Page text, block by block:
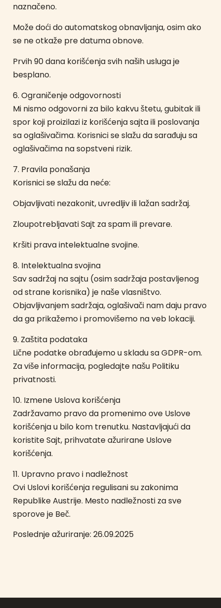
naznačeno.
Može doći do automatskog obnavljanja, osim ako
se ne otkaže pre datuma obnove.
Prvih 90 dana korišćenja svih naših usluga je
besplano.
6. Ograničenje odgovornosti
Mi nismo odgovorni za bilo kakvu štetu, gubitak ili
spor koji proizilazi iz korišćenja sajta ili poslovanja
sa oglašivačima. Korisnici se slažu da sarađuju sa
oglašivačima na sopstveni rizik.
7. Pravila ponašanja
Korisnici se slažu da neće:
Objavljivati nezakonit, uvredljiv ili lažan sadržaj.
Zloupotrebljavati Sajt za spam ili prevare.
Kršiti prava intelektualne svojine.
8. Intelektualna svojina
Sav sadržaj na sajtu (osim sadržaja postavljenog
od strane korisnika) je naše vlasništvo.
Objavljivanjem sadržaja, oglašivači nam daju pravo
da ga prikažemo i promovišemo na veb lokaciji.
9. Zaštita podataka
Lične podatke obrađujemo u skladu sa GDPR-om.
Za više informacija, pogledajte našu Politiku
privatnosti.
10. Izmene Uslova korišćenja
Zadržavamo pravo da promenimo ove Uslove
korišćenja u bilo kom trenutku. Nastavljajući da
koristite Sajt, prihvatate ažurirane Uslove
korišćenja.
11. Upravno pravo i nadležnost
Ovi Uslovi korišćenja regulisani su zakonima
Republike Austrije. Mesto nadležnosti za sve
sporove je Beč.
Poslednje ažuriranje: 26.09.2025